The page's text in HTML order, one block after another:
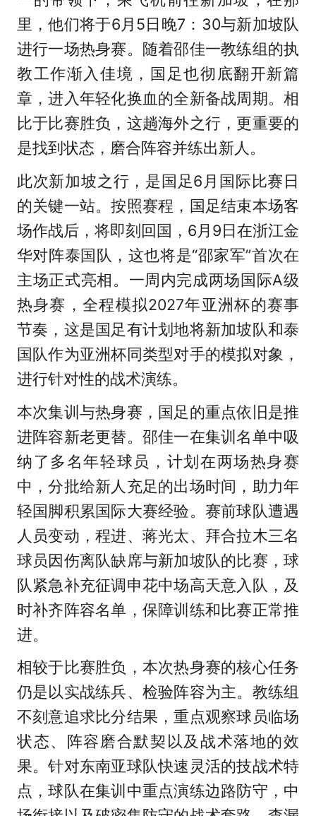
里，他们将于6月5日晚7：30与新加坡队
进行一场热身赛。随着邵佳一教练组的执
教工作渐入佳境，国足也彻底翻开新篇
章，进入年轻化换血的全新备战周期。相
比于比赛胜负，这趟海外之行，更重要的
是找到状态，磨合阵容并练出新人。
此次新加坡之行，是国足6月国际比赛日
的关键一站。按照赛程，国足结束本场客
场作战后，将即刻回国，6月9日在浙江金
华对阵泰国队，这也将是“邵家军”首次在
主场正式亮相。一周内完成两场国际A级
热身赛，全程模拟2027年亚洲杯的赛事
节奏，这是国足有计划地将新加坡队和泰
国队作为亚洲杯同类型对手的模拟对象，
进行针对性的战术演练。
本次集训与热身赛，国足的重点依旧是推
进阵容新老更替。邵佳一在集训名单中吸
纳了多名年轻球员，计划在两场热身赛
中，分批给新人充足的出场时间，助力年
轻国脚积累国际大赛经验。赛前球队遭遇
人员变动，程进、蒋光太、拜合拉木三名
球员因伤离队缺席与新加坡队的比赛，球
队紧急补充征调申花中场高天意入队，及
时补齐阵容名单，保障训练和比赛正常推
进。
相较于比赛胜负，本次热身赛的核心任务
仍是以实战练兵、检验阵容为主。教练组
不刻意追求比分结果，重点观察球员临场
状态、阵容磨合默契以及战术落地的效
果。针对东南亚球队快速灵活的技战术特
点，球队在集训中重点演练边路防守，中